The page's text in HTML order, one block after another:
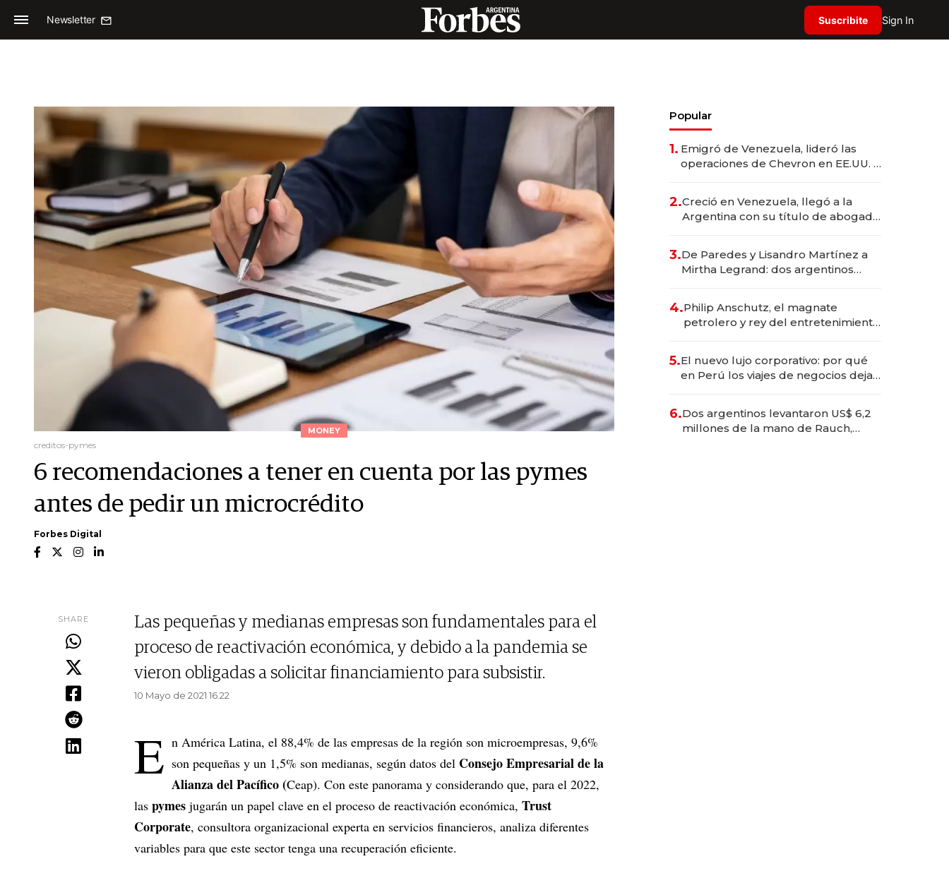
Newsletter Suscribite Sign In
MONEY
creditos-pymes
6 recomendaciones a tener en cuenta por las pymes
antes de pedir un microcrédito
Forbes Digital
SHARE
Las pequeñas y medianas empresas son fundamentales para el
proceso de reactivación económica, y debido a la pandemia se
vieron obligadas a solicitar financiamiento para subsistir.
10 Mayo de 2021 16.22
E n América Latina, el 88,4% de las empresas de la región son microempresas, 9,6%
son pequeñas y un 1,5% son medianas, según datos del Consejo Empresarial de la
Alianza del Pacífico (Ceap). Con este panorama y considerando que, para el 2022,
las pymes jugarán un papel clave en el proceso de reactivación económica, Trust
Corporate, consultora organizacional experta en servicios financieros, analiza diferentes
variables para que este sector tenga una recuperación eficiente.
Popular
1. Emigró de Venezuela, lideró las
operaciones de Chevron en EE.UU. y
2.Creció en Venezuela, llegó a la
Argentina con su título de abogado
marcas "fast premium"
3.De Paredes y Lisandro Martínez a
Mirtha Legrand: dos argentinos
4.Philip Anschutz, el magnate
petrolero y rey del entretenimiento
5.El nuevo lujo corporativo: por qué
en Perú los viajes de negocios dejan
en experiencias transformadoras
6.Dos argentinos levantaron US$ 6,2
millones de la mano de Rauch,